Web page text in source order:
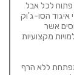
פתוח לכל אבל
הסו-ג'וק
אשר
מקצועיות